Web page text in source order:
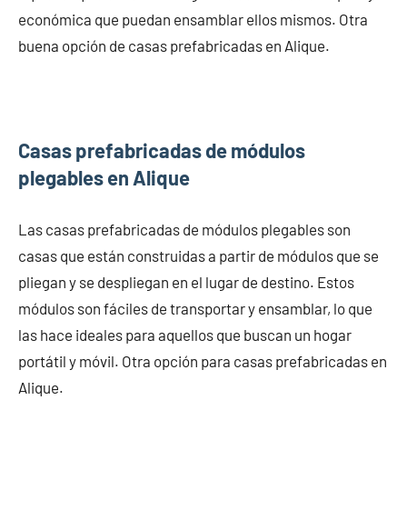
económica que puedan ensamblar ellos mismos. Otra
buena opción de casas prefabricadas en Alique.
Casas prefabricadas de módulos
plegables en Alique
Las casas prefabricadas de módulos plegables son
casas que están construidas a partir de módulos que se
pliegan y se despliegan en el lugar de destino. Estos
módulos son fáciles de transportar y ensamblar, lo que
las hace ideales para aquellos que buscan un hogar
portátil y móvil. Otra opción para casas prefabricadas en
Alique.